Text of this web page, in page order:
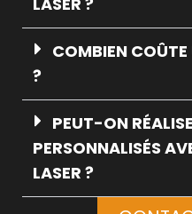
COMBIEN COÛTE
?
PEUT-ON
PERSONNALISÉS
LASER ?